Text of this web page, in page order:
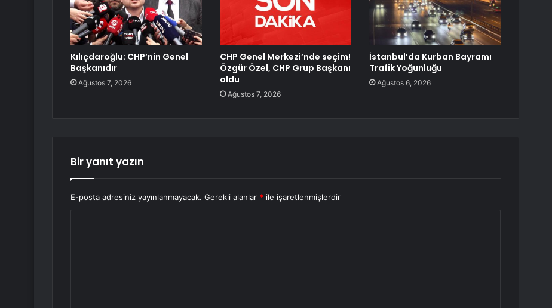
Kılıçdaroğlu: CHP’nin Genel
Başkanıdır
Ağustos 7, 2026
CHP Genel Merkezi’nde seçim!
Özgür Özel, CHP Grup Başkanı
oldu
Ağustos 7, 2026
İstanbul’da Kurban Bayramı
Trafik Yoğunluğu
Ağustos 6, 2026
Bir yanıt yazın
E-posta adresiniz yayınlanmayacak. Gerekli alanlar * ile işaretlenmişlerdir